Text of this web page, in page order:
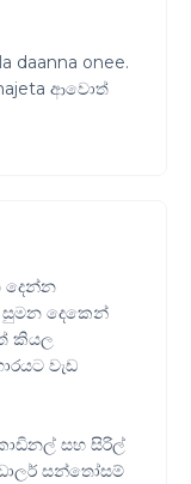
daanna onee.
ආවොත්
දෙන්න
සුමන දෙකෙන්
කියල
වැඩ
සහ සිරිල්
සන්තෝසම්